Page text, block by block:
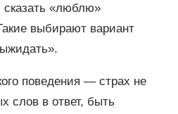
«люблю»
выбирают вариант
поведения — страх не
слов в ответ, быть